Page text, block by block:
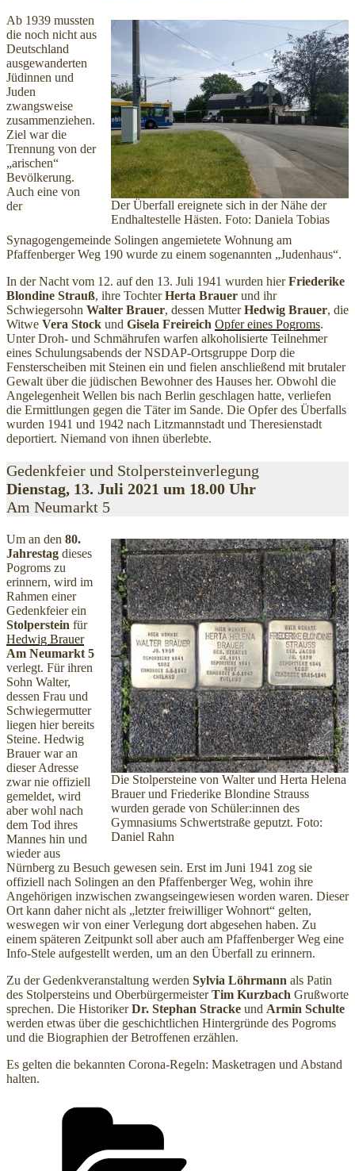
Der Überfall ereignete sich in der Nähe der
Endhaltestelle Hästen. Foto: Daniela Tobias
Ab 1939 mussten
die noch nicht aus
Deutschland
ausgewanderten
Jüdinnen und
Juden
zwangsweise
zusammenziehen.
Ziel war die
Trennung von der
„arischen“
Bevölkerung.
Auch eine von
der
Synagogengemeinde Solingen angemietete Wohnung am
Pfaffenberger Weg 190 wurde zu einem sogenannten „Judenhaus“.
In der Nacht vom 12. auf den 13. Juli 1941 wurden hierFriederike
Blondine Strauß, ihre TochterHerta Brauer und ihr
Schwiegersohn Walter Brauer, dessen MutterHedwig Brauer, die
Witwe Vera Stock und Gisela Freireich Opfer eines Pogroms.
Unter Droh- und Schmährufen warfen alkoholisierte Teilnehmer
eines Schulungsabends der NSDAP-Ortsgruppe Dorp die
Fensterscheiben mit Steinen ein und fielen anschließend mit brutaler
Gewalt über die jüdischen Bewohner des Hauses her. Obwohl die
Angelegenheit Wellen bis nach Berlin geschlagen hatte, verliefen
die Ermittlungen gegen die Täter im Sande. Die Opfer des Überfalls
wurden 1941 und 1942 nach Litzmannstadt und Theresienstadt
deportiert. Niemand von ihnen überlebte.
Gedenkfeier und Stolpersteinverlegung
Dienstag, 13. Juli 2021 um 18.00 Uhr
Am Neumarkt 5
Die Stolpersteine von Walter und Herta Helena
Brauer und Friederike Blondine Strauss
wurden gerade von Schüler:innen des
Gymnasiums Schwertstraße geputzt. Foto:
Daniel Rahn
Um an den 80.
Jahrestag dieses
Pogroms zu
erinnern, wird im
Rahmen einer
Gedenkfeier ein
Stolperstein für
Hedwig Brauer
Am Neumarkt 5
verlegt. Für ihren
Sohn Walter,
dessen Frau und
Schwiegermutter
liegen hier bereits
Steine. Hedwig
Brauer war an
dieser Adresse
zwar nie offiziell
gemeldet, wird
aber wohl nach
dem Tod ihres
Mannes hin und
wieder aus
Nürnberg zu Besuch gewesen sein. Erst im Juni 1941 zog sie
offiziell nach Solingen an den Pfaffenberger Weg, wohin ihre
Angehörigen inzwischen zwangseingewiesen worden waren. Dieser
Ort kann daher nicht als „letzter freiwilliger Wohnort“ gelten,
weswegen wir von einer Verlegung dort abgesehen haben. Zu
einem späteren Zeitpunkt soll aber auch am Pfaffenberger Weg eine
Info-Stele aufgestellt werden, um an den Überfall zu erinnern.
Zu der Gedenkveranstaltung werden Sylvia Löhrmann als Patin
des Stolpersteins und OberbürgermeisterTim Kurzbach Grußworte
sprechen. Die HistorikerDr. Stephan Stracke und Armin Schulte
werden etwas über die geschichtlichen Hintergründe des Pogroms
und die Biographien der Betroffenen erzählen.
Es gelten die bekannten Corona-Regeln: Masketragen und Abstand
halten.